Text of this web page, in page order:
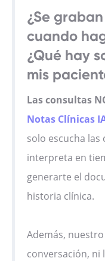
¿Se
cuando
¿Qué hay
mis
Las consultas
Notas Clínicas
solo escucha las
interpreta en
generarte el
historia clínica.
Además,
conversación, ni